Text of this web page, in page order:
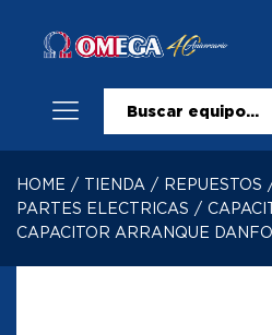
HOME / TIENDA / REPUESTOS
PARTES ELECTRICAS /
CAPACITOR ARRANQUE